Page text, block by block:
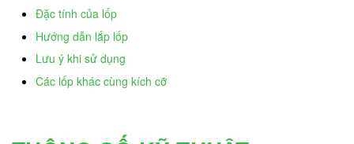
Đặc tính của lốp
Hướng dẫn lắp lốp
Lưu ý khi sử dụng
Các lốp khác cùng kích cỡ